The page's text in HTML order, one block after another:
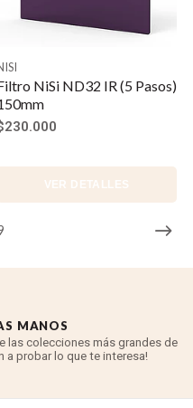
NiSi ND32 IR (5 Pasos)
VER DETALLES
MANOS
las colecciones más grandes de
a probar lo que te interesa!